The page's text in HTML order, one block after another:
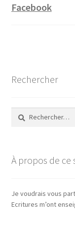
Facebook
Rechercher
Rechercher :
À propos de ce
Je voudrais vous
Ecritures m’ont